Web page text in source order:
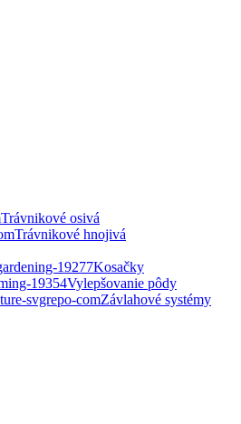
Trávnikové osivá
Trávnikové hnojivá
Kosačky
Vylepšovanie pôdy
Závlahové systémy